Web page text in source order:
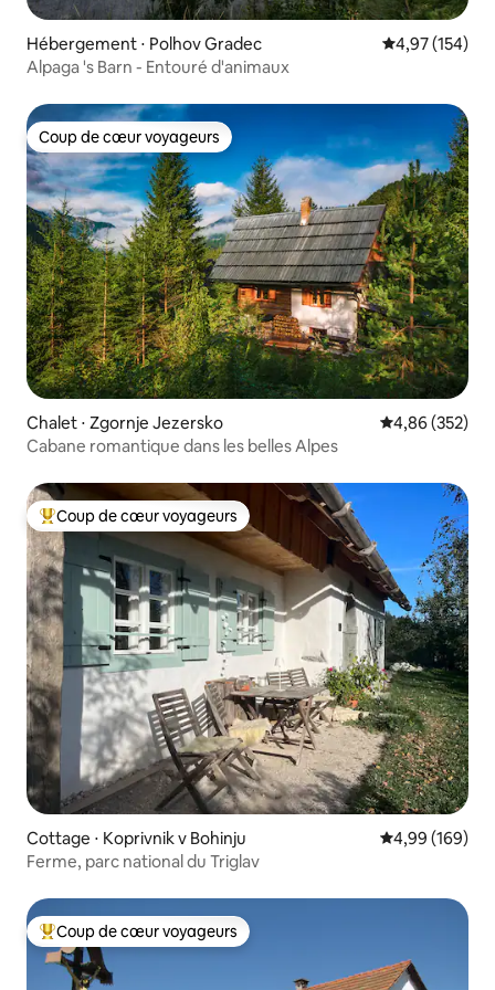
Hébergement ⋅ Polhov Gradec Évaluation
4,97 (154)
Alpaga 's Barn - Entouré d'animaux
Coup de cœur voyageurs
Coup de cœur voyageurs
Chalet ⋅ Zgornje Jezersko Évaluation
4,86 (352)
Cabane romantique dans les belles Alpes
Coups de cœur voyageurs les plus appréciés
Coup de cœur voyageurs
Cottage ⋅ Koprivnik v Bohinju Évaluation
4,99 (169)
Ferme, parc national du Triglav
Coups de cœur voyageurs les plus appréciés
Coup de cœur voyageurs